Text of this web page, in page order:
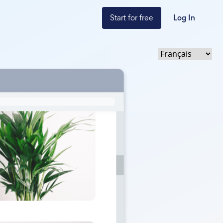
Start for free Log In